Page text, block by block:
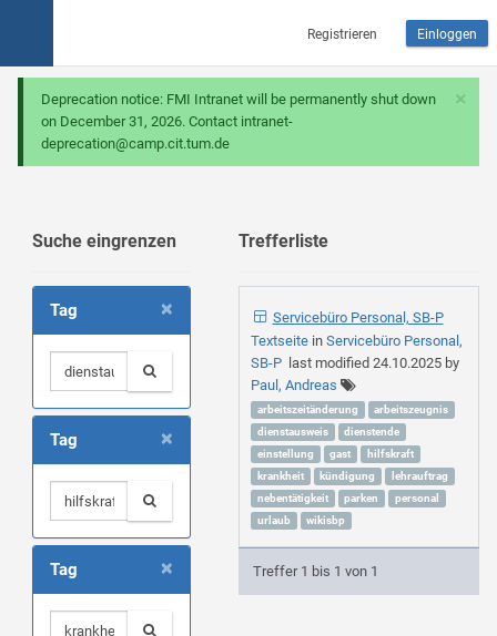
Registrieren Einloggen
×
Deprecation notice: FMI Intranet will be permanently shut down
on December 31, 2026. Contact intranet-
deprecation@camp.cit.tum.de
Suche eingrenzen
×
Tag
×
Tag
×
Tag
Trefferliste
Servicebüro Personal, SB-P
Textseite in Servicebüro Personal,
SB-Plast modified 24.10.2025by
Paul, Andreas
arbeitszeitänderung
arbeitszeugnis
dienstausweis
dienstende
einstellung
gast
hilfskraft
krankheit
kündigung
lehrauftrag
nebentätigkeit
parken
personal
urlaub
wikisbp
Treffer 1 bis 1 von 1